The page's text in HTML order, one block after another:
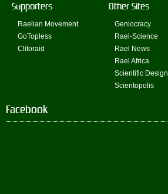
Supporters
Raelian Movement
GoTopless
Clitoraid
Other Sites
Geniocracy
Rael-Science
Rael News
Rael Africa
Scientific Design
Scientopolis
Facebook